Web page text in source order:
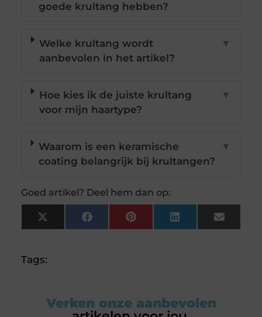
goede krultang hebben?
Welke krultang wordt
aanbevolen in het artikel?
▼
Hoe kies ik de juiste krultang
voor mijn haartype?
▼
Waarom is een keramische
coating belangrijk bij krultangen?
▼
Goed artikel? Deel hem dan op:
X
(Twitter)
FacebookPinterestLinkedInEmail
Tags:
Verken onze aanbevolen